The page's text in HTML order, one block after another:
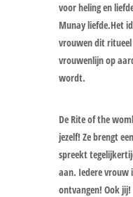
voor heling en
Munay liefde.Het
vrouwen dit
vrouwenlijn op
wordt.
De Rite of the
jezelf! Ze brengt
spreekt
aan. Iedere vrouw
ontvangen! Ook jij!